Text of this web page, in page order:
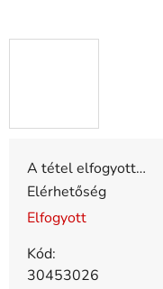
A tétel elfogyott…
Elérhetőség
Elfogyott
Kód:
30453026